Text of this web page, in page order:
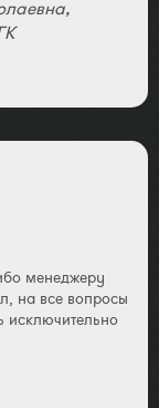
менеджеру
на все вопросы
исключительно